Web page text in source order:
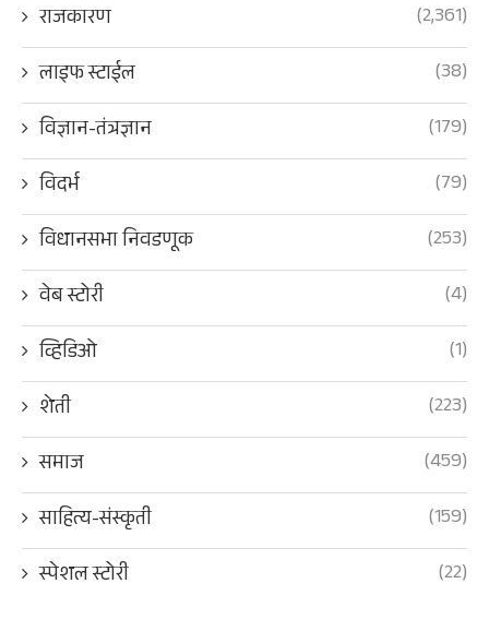
राजकारण
(2,361)
लाइफ स्टाईल
(38)
विज्ञान-तंत्रज्ञान
(179)
विदर्भ
(79)
विधानसभा निवडणूक
(253)
वेब स्टोरी
(4)
व्हिडिओ
(1)
शेती
(223)
समाज
(459)
साहित्य-संस्कृती
(159)
स्पेशल स्टोरी
(22)